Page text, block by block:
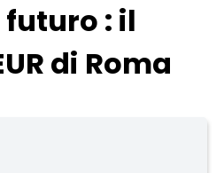
: il
di Roma